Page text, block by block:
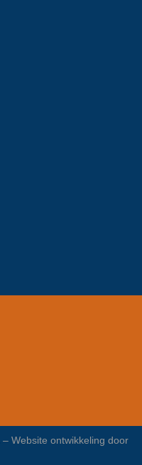
– Website ontwikkeling door